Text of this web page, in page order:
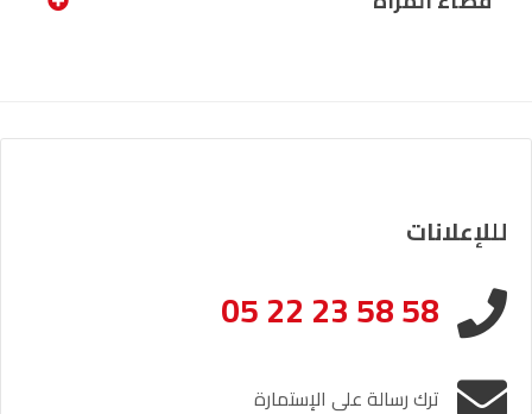
لللإعلانات
05 22 23 58 58
ترك رسالة على الإستمارة